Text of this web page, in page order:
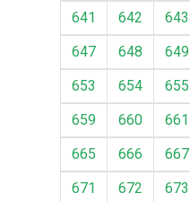
641
642 643
647
648 649
653
654 655
659
660 661
665
666 667
671
672 673